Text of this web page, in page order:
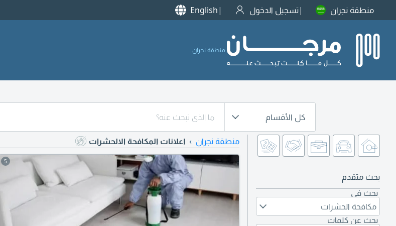
منطقة نجران تسجيل الدخول English
منطقة نجران
كل الأقسام
بحث متقدم
بحث في
مكافحة الحشرات
بحث عن كلمات
منطقة نجران اعلانات المكافحة الالحشرات
5